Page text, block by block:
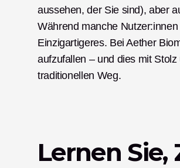
aussehen, der Sie sind), aber
Während manche
Einzigartigeres. Bei Aether
aufzufallen – und dies mit
traditionellen Weg.
Lernen